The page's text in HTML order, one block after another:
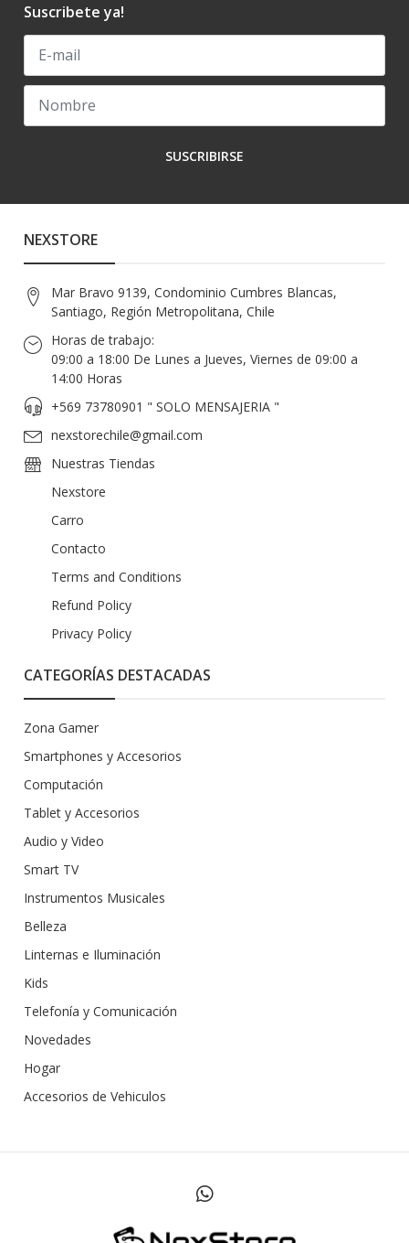
Suscribete ya!
SUSCRIBIRSE
NEXSTORE
Mar Bravo 9139, Condominio Cumbres Blancas,
Santiago, Región Metropolitana, Chile
Horas de trabajo:
09:00 a 18:00 De Lunes a Jueves, Viernes de 09:00 a
14:00 Horas
+569 73780901 " SOLO MENSAJERIA "
nexstorechile@gmail.com
Nuestras Tiendas
Nexstore
Carro
Contacto
Terms and Conditions
Refund Policy
Privacy Policy
CATEGORÍAS DESTACADAS
Zona Gamer
Smartphones y Accesorios
Computación
Tablet y Accesorios
Audio y Video
Smart TV
Instrumentos Musicales
Belleza
Linternas e Iluminación
Kids
Telefonía y Comunicación
Novedades
Hogar
Accesorios de Vehiculos